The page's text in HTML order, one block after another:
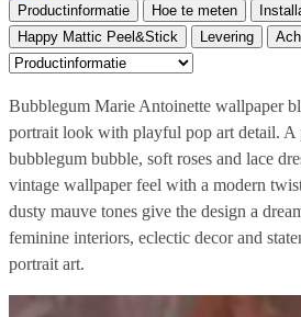
Productinformatie Hoe te meten
Happy Mattic Peel&Stick
Levering
Bubblegum Marie Antoinette wallpaper
portrait look with playful pop art detail.
bubblegum bubble, soft roses and lace
vintage wallpaper feel with a modern
dusty mauve tones give the design a
feminine interiors, eclectic decor and
portrait art.